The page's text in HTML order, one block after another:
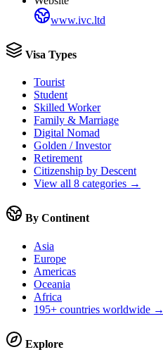
www.ivc.ltd
Visa Types
Tourist
Student
Skilled Worker
Family & Marriage
Digital Nomad
Golden / Investor
Retirement
Citizenship by Descent
View all 8 categories →
By Continent
Asia
Europe
Americas
Oceania
Africa
195+ countries worldwide →
Explore